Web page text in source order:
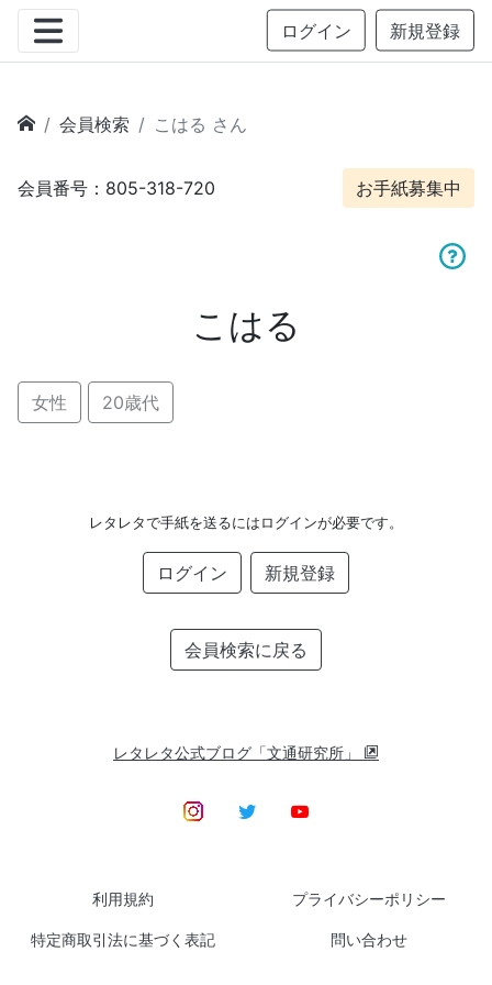
ログイン 新規登録
会員検索 こはる さん
会員番号：805-318-720 お手紙募集中
こはる
女性 20歳代
レタレタで手紙を送るにはログインが必要です。
ログイン 新規登録
会員検索に戻る
レタレタ公式ブログ「文通研究所」
利用規約 プライバシーポリシー
特定商取引法に基づく表記 問い合わせ